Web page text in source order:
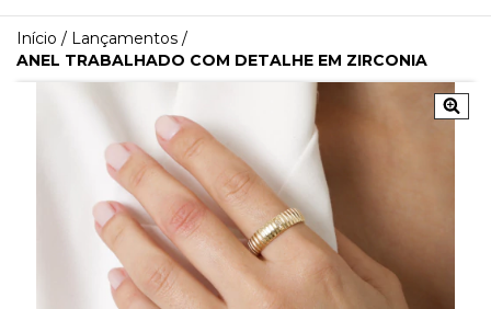
Início / Lançamentos /
ANEL TRABALHADO COM DETALHE EM ZIRCONIA